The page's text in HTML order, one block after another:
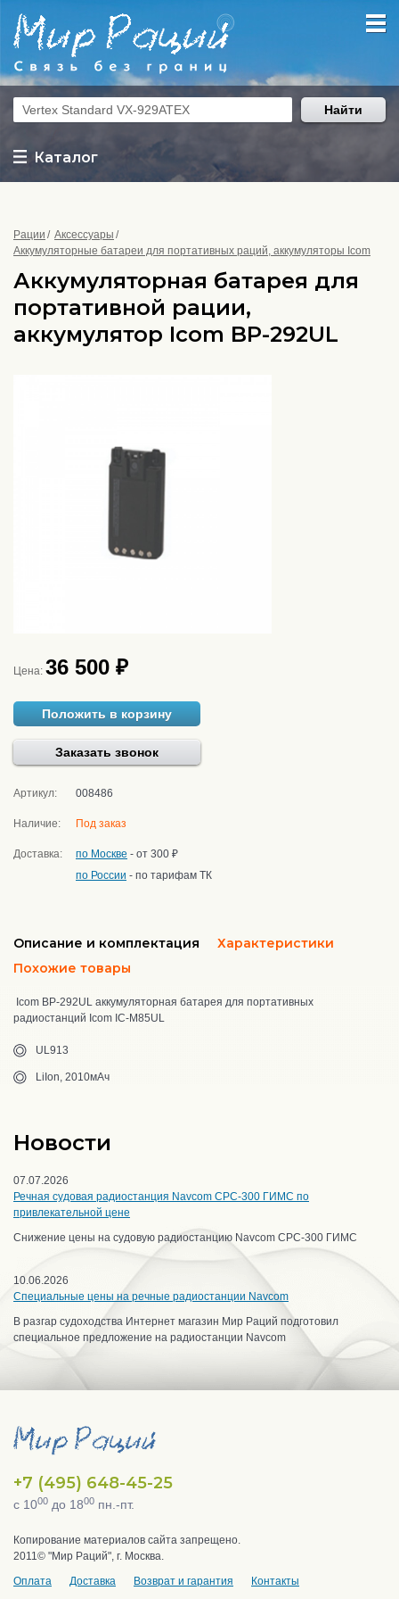
Каталог
Найти
Рации
Аксессуары
Аккумуляторные батареи для портативных раций, аккумуляторы Icom
Аккумуляторная батарея для
портативной рации,
аккумулятор Icom BP-292UL
Цена: 36 500 ₽
Положить в корзину
Заказать звонок
Артикул: 008486
Наличие: Под заказ
Доставка: по Москве - от 300 ₽
по России - по тарифам ТК
Описание и комплектация
Характеристики
Похожие товары
Icom BP-292UL аккумуляторная батарея для портативных
радиостанций Icom IC-M85UL
UL913
LiIon, 2010мАч
Новости
07.07.2026
Речная судовая радиостанция Navcom CPC-300 ГИМС по
привлекательной цене
Снижение цены на судовую радиостанцию Navcom CPC-300 ГИМС
10.06.2026
Специальные цены на речные радиостанции Navcom
В разгар судоходства Интернет магазин Мир Раций подготовил
специальное предложение на радиостанции Navcom
+7 (495) 648-45-25
с 1000 до 1800 пн.-пт.
Копирование материалов сайта запрещено.
2011© "Мир Раций", г. Москва.
Оплата
Доставка Возврат и гарантия Контакты